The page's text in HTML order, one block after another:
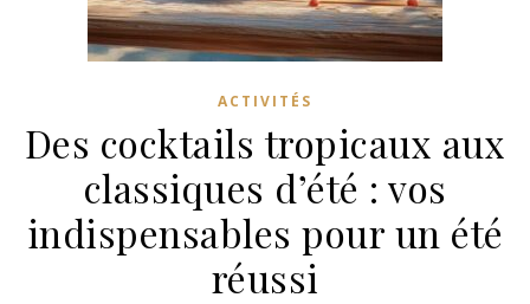
ACTIVITÉS
Des cocktails tropicaux aux
classiques d’été : vos
indispensables pour un été
réussi